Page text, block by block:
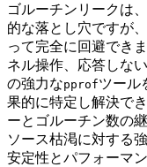
ゴルーチンリークは
的な落とし穴ですが
って完全に回避でき
ネル操作、応答しな
の強力なpprofツール
果的に特定し解決で
ーとゴルーチン数の
ソース枯渇に対する
安定性とパフォーマ